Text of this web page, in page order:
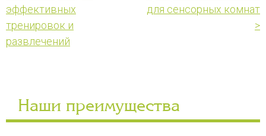
эффективных
тренировок и
развлечений
для сенсорных комнат
>
Наши преимущества